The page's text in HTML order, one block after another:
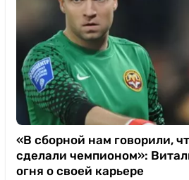
«В сборной нам говорили,
сделали чемпионом»:
огня о своей карьере